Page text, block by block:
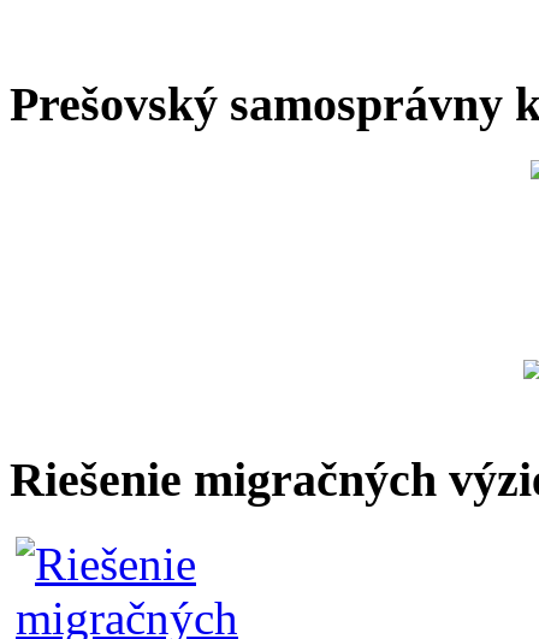
Prešovský samosprávny
Riešenie migračných